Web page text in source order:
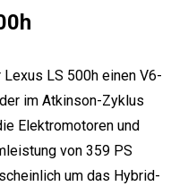
LS 500h einen V6-
im Atkinson-Zyklus
Elektromotoren und
von 359 PS
um das Hybrid-